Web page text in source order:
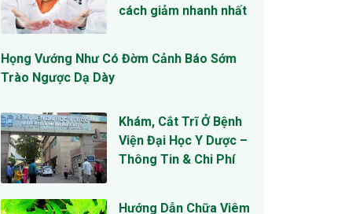
cách giảm nhanh nhất
Họng Vướng Như Có Đờm Cảnh Báo Sớm
Trào Ngược Dạ Dày
Khám, Cắt Trĩ Ở Bệnh
Viện Đại Học Y Dược –
Thông Tin & Chi Phí
Hướng Dẫn Chữa Viêm